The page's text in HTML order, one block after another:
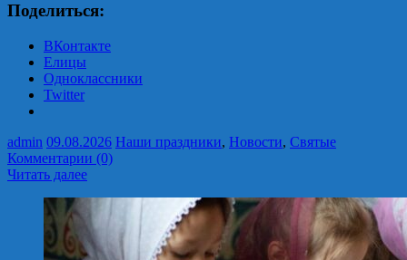
Поделиться:
ВКонтакте
Елицы
Одноклассники
Twitter
admin 09.08.2026 Наши праздники, Новости, Святые
Комментарии (0)
Читать далее